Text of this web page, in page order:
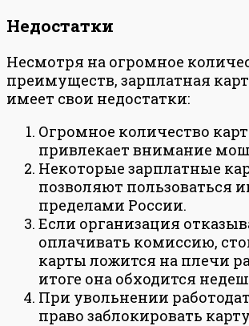
Недостатки
Несмотря на огромное
преимуществ, зарплатная
имеет свои недостатки:
Огромное количество
привлекает внимание
Некоторые зарплатные
позволяют пользоваться
пределами России.
Если организация
оплачивать комиссию,
карты ложится на плечи
итоге она обходится
При увольнении
право заблокировать